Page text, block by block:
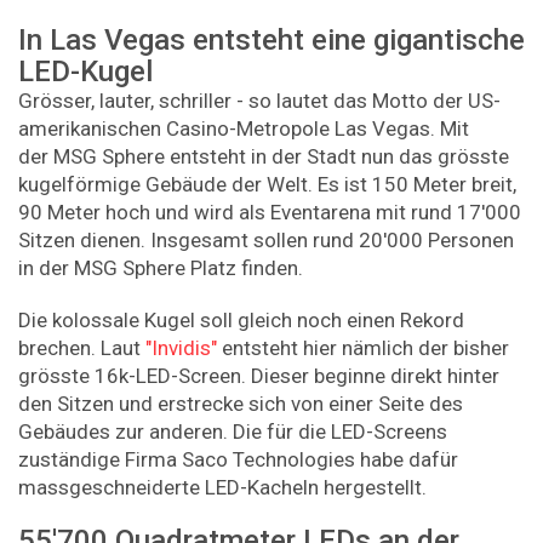
In Las Vegas entsteht eine gigantische
LED-Kugel
Grösser, lauter, schriller - so lautet das Motto der US-
amerikanischen Casino-Metropole Las Vegas. Mit
der MSG Sphere entsteht in der Stadt nun das grösste
kugelförmige Gebäude der Welt. Es ist 150 Meter breit,
90 Meter hoch und wird als Eventarena mit rund 17'000
Sitzen dienen. Insgesamt sollen rund 20'000 Personen
in der MSG Sphere Platz finden.
Die kolossale Kugel soll gleich noch einen Rekord
brechen. Laut "Invidis" entsteht hier nämlich der bisher
grösste 16k-LED-Screen. Dieser beginne direkt hinter
den Sitzen und erstrecke sich von einer Seite des
Gebäudes zur anderen. Die für die LED-Screens
zuständige Firma Saco Technologies habe dafür
massgeschneiderte LED-Kacheln hergestellt.